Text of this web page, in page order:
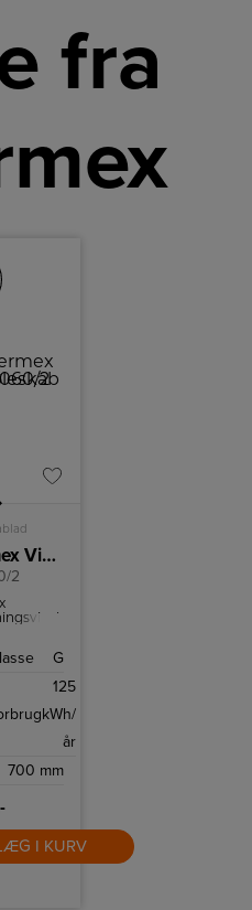
fra
Thermex Vinkøleskab
2
UV-
glas og
G
125
kWh/
år
700 mm
I KURV